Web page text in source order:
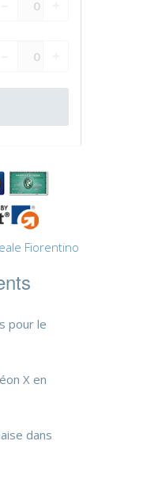
Fiorentino
pour le
X en
dans